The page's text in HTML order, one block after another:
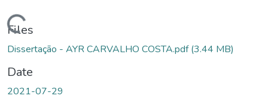
Loading...
Files
Dissertação - AYR CARVALHO COSTA.pdf(3.44 MB)
Date
2021-07-29